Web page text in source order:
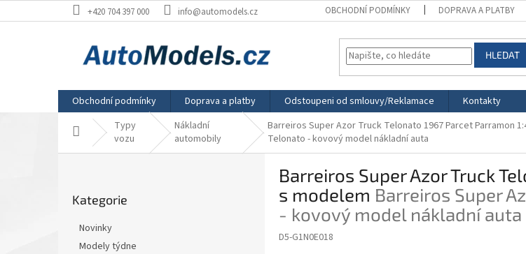
na
+420 704 397 000 info@automodels.cz OBCHODNÍ PODMÍNKY DOPRAVA A PLATBY
HLEDAT
Obchodní podmínky Doprava a platby Odstoupeni od smlouvy/Reklamace Kontakty
Domů Typy
vozu
Nákladní
automobily
Barreiros Super Azor Truck Telonato 1967 Parcet Parramon
Telonato - kovový model nákladní auta
kategorie
Kategorie
Novinky
Modely týdne
Barreiros Super Azor Truck
s modelem Barreiros Super
- kovový model nákladní auta
D5-G1N0E018